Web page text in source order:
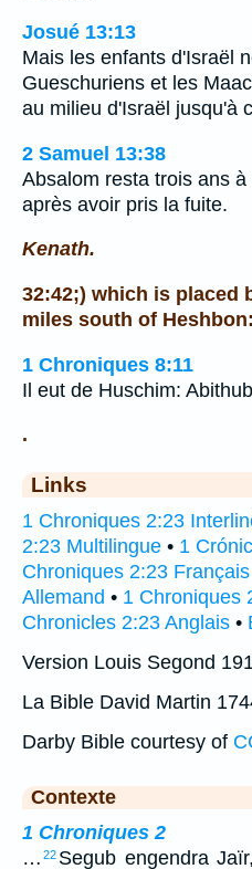
Josué 13:13
Mais les enfants d'Israël
Gueschuriens et les
au milieu d'Israël jusqu'à
2 Samuel 13:38
Absalom resta trois ans
après avoir pris la fuite.
Kenath.
32:42;) which is placed
miles south of
1 Chroniques 8:11
Il eut de Huschim:
.
Links
1 Chroniques 2:23
2:23 Multilingue • 1
Chroniques 2:23 Français
Allemand • 1 Chroniques
Chronicles 2:23 Anglais •
Version Louis Segond
La Bible David Martin
Darby Bible courtesy of
Contexte
1 Chroniques 2
… 22 Segub engendra